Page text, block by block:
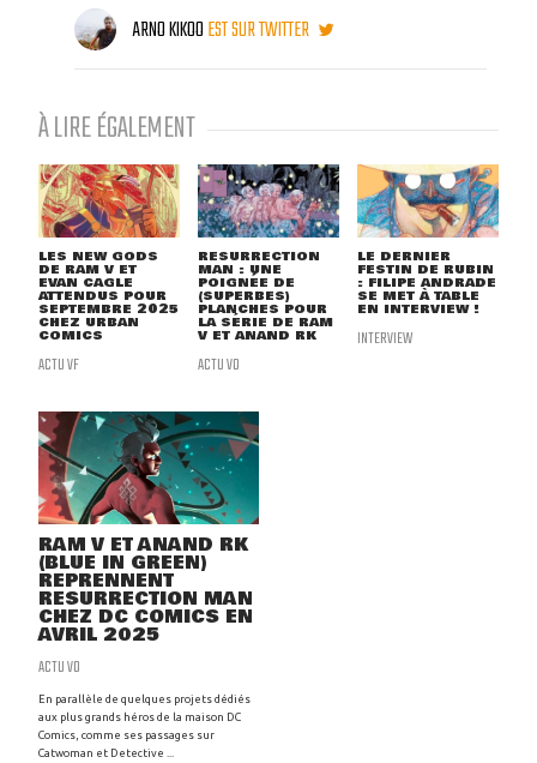
ARNO KIKOOEST SUR TWITTER
À LIRE ÉGALEMENT
LES NEW GODS
DE RAM V ET
EVAN CAGLE
ATTENDUS POUR
SEPTEMBRE 2025
CHEZ URBAN
COMICS
ACTU VF
RESURRECTION
MAN : UNE
POIGNÉE DE
(SUPERBES)
PLANCHES POUR
LA SÉRIE DE RAM
V ET ANAND RK
ACTU VO
LE DERNIER
FESTIN DE RUBIN
: FILIPE ANDRADE
SE MET À TABLE
EN INTERVIEW !
INTERVIEW
RAM V ET ANAND RK
(BLUE IN GREEN)
REPRENNENT
RESURRECTION MAN
CHEZ DC COMICS EN
AVRIL 2025
ACTU VO
En parallèle de quelques projets dédiés
aux plus grands héros de la maison DC
Comics, comme ses passages sur
Catwoman et Detective ...